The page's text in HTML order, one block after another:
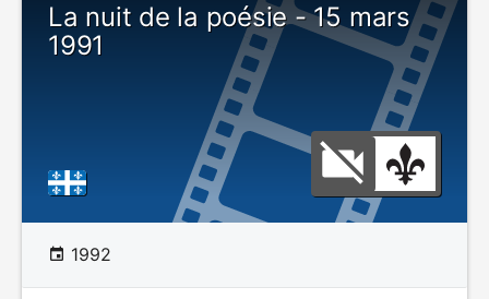
La nuit de la poésie - 15 mars
1991
1992